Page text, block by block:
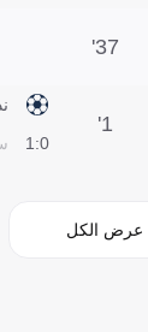
37'
0:1
1'
عرض الكل